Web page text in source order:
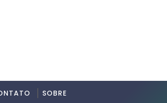
SOBRE